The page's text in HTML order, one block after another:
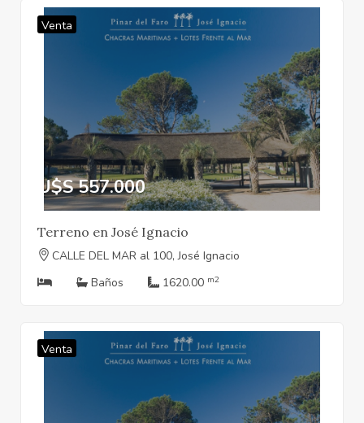
Venta
U$S 557.000
Terreno en José Ignacio
CALLE DEL MAR al 100, José Ignacio
Baños
1620.00 m2
Venta